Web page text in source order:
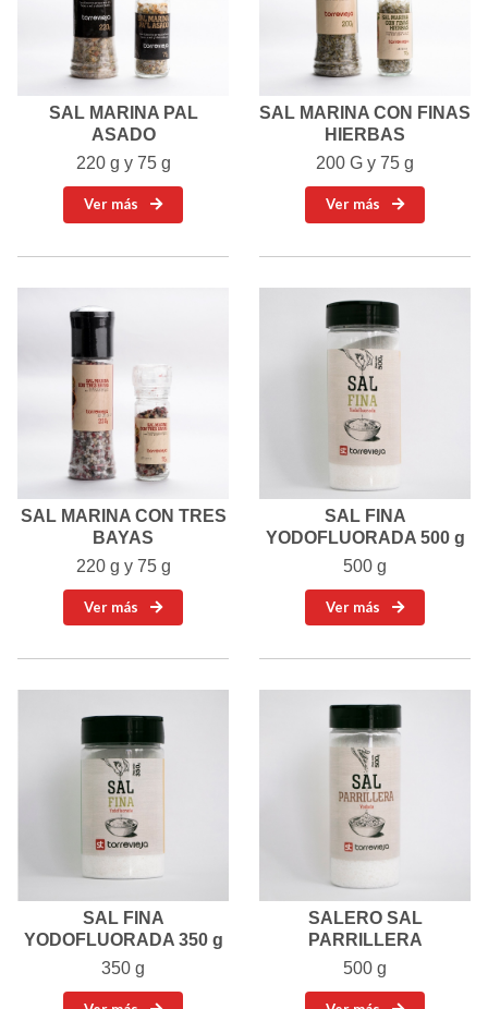
SAL MARINA PAL
ASADO
220 g y 75 g
Ver más
SAL MARINA CON FINAS
HIERBAS
200 G y 75 g
Ver más
SAL MARINA CON TRES
BAYAS
220 g y 75 g
Ver más
SAL FINA
YODOFLUORADA 500 g
500 g
Ver más
SAL FINA
YODOFLUORADA 350 g
350 g
SALERO SAL
PARRILLERA
500 g